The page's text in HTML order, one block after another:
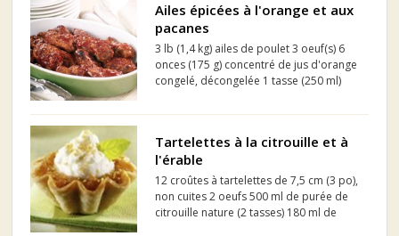
Ailes épicées à l'orange et aux
pacanes
3 lb (1,4 kg) ailes de poulet 3 oeuf(s) 6
onces (175 g) concentré de jus d'orange
congelé, décongelée 1 tasse (250 ml)
pacanes, haché(e)(s) finement
Tartelettes à la citrouille et à
l'érable
12 croûtes à tartelettes de 7,5 cm (3 po),
non cuites 2 oeufs 500 ml de purée de
citrouille nature (2 tasses) 180 ml de